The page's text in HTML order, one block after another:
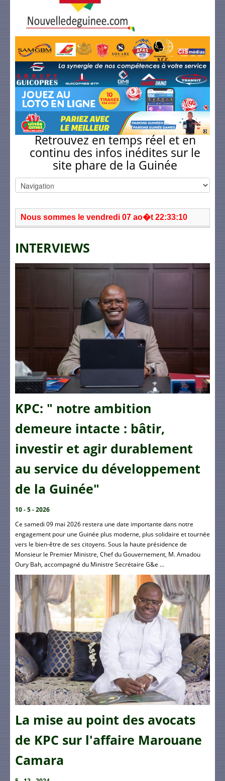
Retrouvez en temps réel et en
continu des infos inédites sur le
site phare de la Guinée
Nous sommes le vendredi 07 ao�t 22:33:10
INTERVIEWS
KPC: " notre ambition
demeure intacte : bâtir,
investir et agir durablement
au service du développement
de la Guinée"
10 - 5 - 2026
Ce samedi 09 mai 2026 restera une date importante dans notre
engagement pour une Guinée plus moderne, plus solidaire et tournée
vers le bien-être de ses citoyens. Sous la haute présidence de
Monsieur le Premier Ministre, Chef du Gouvernement, M. Amadou
Oury Bah, accompagné du Ministre Secrétaire G&e ...
La mise au point des avocats
de KPC sur l'affaire Marouane
Camara